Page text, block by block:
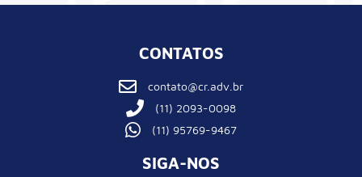
CONTATOS
contato@cr.adv.br
(11) 2093-0098
(11) 95769-9467
SIGA-NOS